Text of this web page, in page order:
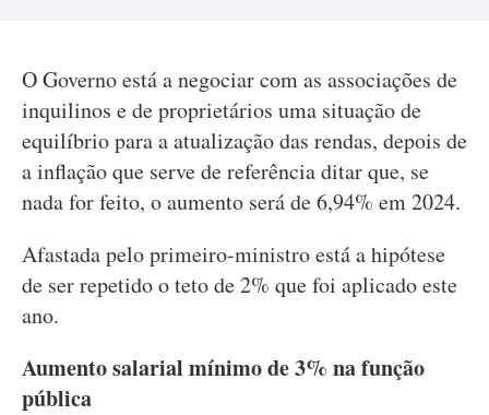
O Governo está a negociar com as associações de
inquilinos e de proprietários uma situação de
equilíbrio para a atualização das rendas, depois de
a inflação que serve de referência ditar que, se
nada for feito, o aumento será de 6,94% em 2024.
Afastada pelo primeiro-ministro está a hipótese
de ser repetido o teto de 2% que foi aplicado este
ano.
Aumento salarial mínimo de 3% na função
pública